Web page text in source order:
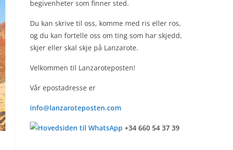
begivenheter som finner sted.
Du kan skrive til oss, komme med ris eller ros,
og du kan fortelle oss om ting som har skjedd,
skjer eller skal skje på Lanzarote.
Velkommen til Lanzaroteposten!
Vår epostadresse er
info@lanzaroteposten.com
+34 660 54 37 39